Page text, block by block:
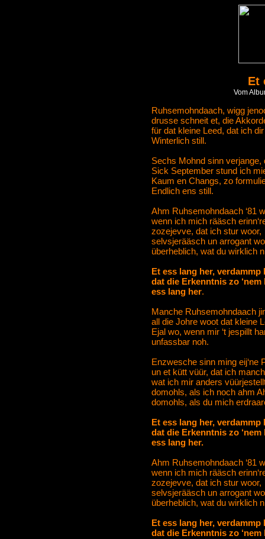
Et
Vom
Ruhsemohndaach, wigg
drusse schneit et, die
für dat kleine Leed, dat ich
Winterlich still.
Sechs Mohnd sinn verjange,
Sick September stund ich
Kaum en Changs, zo
Endlich ens still.
Ahm Ruhsemohndaach ‘81
wenn ich mich rääsch
zozejevve, dat ich stur woor,
selvsjerääsch un arrogant
überheblich, wat du wirklich
Et ess lang her, verdammp
dat die Erkenntnis zo ‘nem
ess lang her.
Manche Ruhsemohndaach
all die Johre woot dat kleine
Ejal wo, wenn mir ‘t jespillt
unfassbar noh.
Enzwesche sinn ming eij‘ne
un et kütt vüür, dat ich
wat ich mir anders
domohls, als ich noch ahm
domohls, als du mich
Et ess lang her, verdammp
dat die Erkenntnis zo ‘nem
ess lang her.
Ahm Ruhsemohndaach ‘81
wenn ich mich rääsch
zozejevve, dat ich stur woor,
selvsjerääsch un arrogant
überheblich, wat du wirklich
Et ess lang her, verdammp
dat die Erkenntnis zo ‘nem